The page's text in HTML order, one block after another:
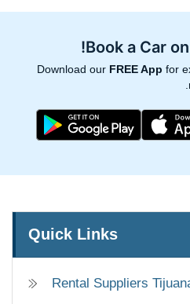
Book a Car
Download our FREE App for
Quick Links
Rental Suppliers